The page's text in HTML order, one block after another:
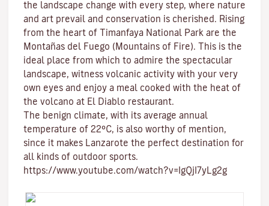
the landscape change with every step, where nature
and art prevail and conservation is cherished. Rising
from the heart of Timanfaya National Park are the
Montañas del Fuego (Mountains of Fire). This is the
ideal place from which to admire the spectacular
landscape, witness volcanic activity with your very
own eyes and enjoy a meal cooked with the heat of
the volcano at El Diablo restaurant.
The benign climate, with its average annual
temperature of 22ºC, is also worthy of mention,
since it makes Lanzarote the perfect destination for
all kinds of outdoor sports.
https://www.youtube.com/watch?v=IgQjI7yLg2g